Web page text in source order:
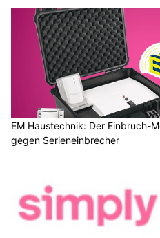
EM Haustechnik: Der Einbruch-
gegen Serieneinbrecher